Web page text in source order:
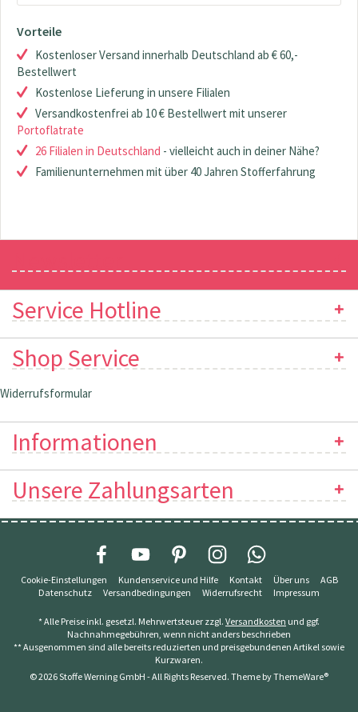
Vorteile
Kostenloser Versand innerhalb Deutschland ab € 60,-
Bestellwert
Kostenlose Lieferung in unsere Filialen
Versandkostenfrei ab 10 € Bestellwert mit unserer
Portoflatrate
26 Filialen in Deutschland - vielleicht auch in deiner Nähe?
Familienunternehmen mit über 40 Jahren Stofferfahrung
Service Hotline
Shop Service
Widerrufsformular
Informationen
Unsere Zahlungsarten
Cookie-Einstellungen Kundenservice und Hilfe Kontakt Über uns
AGB
Datenschutz
Versandbedingungen Widerrufsrecht Impressum
* Alle Preise inkl. gesetzl. Mehrwertsteuer zzgl. Versandkosten und ggf.
Nachnahmegebühren, wenn nicht anders beschrieben
** Ausgenommen sind alle bereits reduzierten und preisgebundenen Artikel sowie
Kurzwaren.
© 2026 Stoffe Werning GmbH - All Rights Reserved. Theme byThemeWare®